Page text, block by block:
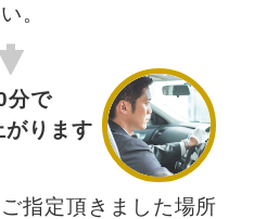
。
分で
がります
指定頂きました場所